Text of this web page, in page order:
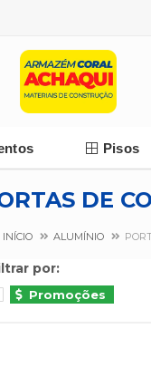
Pisos
DE
INÍCIO ALUMÍNIO
por:
Promoções